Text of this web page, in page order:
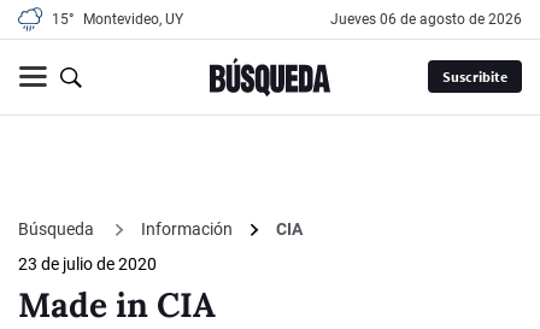
15° Montevideo, UY jueves 06 de agosto de 2026
Suscribite
Búsqueda Información
CIA
23 de julio de 2020
Made in CIA